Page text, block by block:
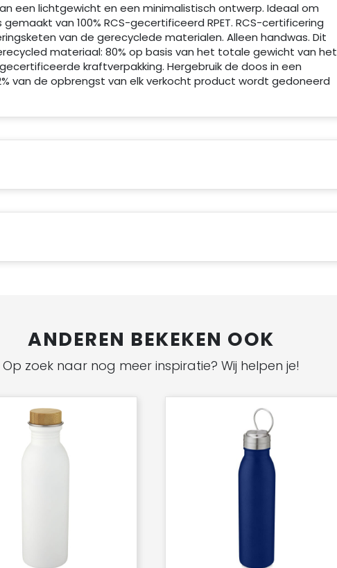
een lichtgewicht en een minimalistisch ontwerp. Ideaal om
van 100% RCS-gecertificeerd RPET. RCS-certificering
van de gerecyclede materialen. Alleen handwas. Dit
materiaal: 80% op basis van het totale gewicht van het
kraftverpakking. Hergebruik de doos in een
van de opbrengst van elk verkocht product wordt gedoneerd
ANDEREN BEKEKEN OOK
Op zoek naar nog meer inspiratie? Wij helpen je!